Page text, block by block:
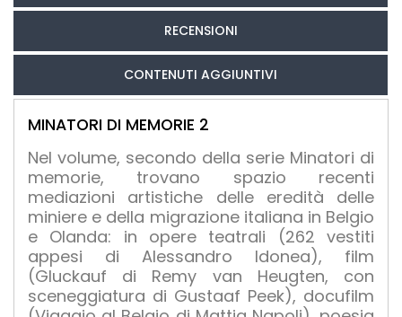
RECENSIONI
CONTENUTI AGGIUNTIVI
MINATORI DI MEMORIE 2
Nel volume, secondo della serie Minatori di
memorie, trovano spazio recenti
mediazioni artistiche delle eredità delle
miniere e della migrazione italiana in Belgio
e Olanda: in opere teatrali (262 vestiti
appesi di Alessandro Idonea), film
(Gluckauf di Remy van Heugten, con
sceneggiatura di Gustaaf Peek), docufilm